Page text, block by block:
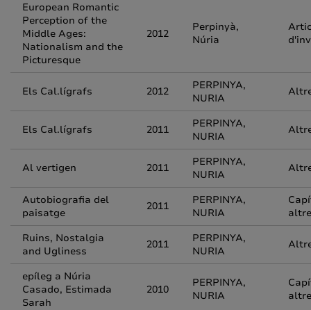
European Romantic
Perception of the
Middle Ages:
Nationalism and the
Picturesque
2012
Perpinyà,
Núria
Els Cal.lígrafs 2012
PERPINYA,
NURIA
Els Cal.lígrafs 2011
PERPINYA,
NURIA
Al vertigen 2011
PERPINYA,
NURIA
Autobiografia del
paisatge
2011
PERPINYA,
NURIA
Ruins, Nostalgia
and Ugliness
2011
PERPINYA,
NURIA
epíleg a Núria
Casado, Estimada
Sarah
2010
PERPINYA,
NURIA